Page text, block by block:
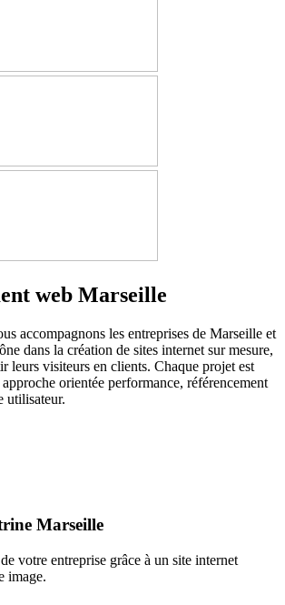
web Marseille
accompagnons les entreprises de Marseille et
dans la création de sites internet sur mesure,
leurs visiteurs en clients. Chaque projet est
orientée performance, référencement
utilisateur.
Marseille
votre entreprise grâce à un site internet
image.